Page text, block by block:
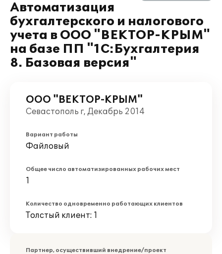
Автоматизация
бухгалтерского и налогового
учета в ООО "ВЕКТОР-КРЫМ"
на базе ПП "1С:Бухгалтерия
8. Базовая версия"
ООО "ВЕКТОР-КРЫМ"
Севастополь г, Декабрь 2014
Вариант работы
Файловый
Общее число автоматизированных рабочих мест
1
Количество одновременно работающих клиентов
Толстый клиент: 1
Партнер, осуществивший внедрение/проект